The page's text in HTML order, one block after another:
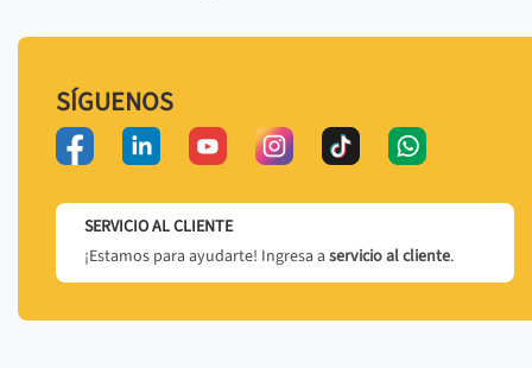
SÍGUENOS
SERVICIO AL CLIENTE
¡Estamos para ayudarte! Ingresa a servicio al cliente.